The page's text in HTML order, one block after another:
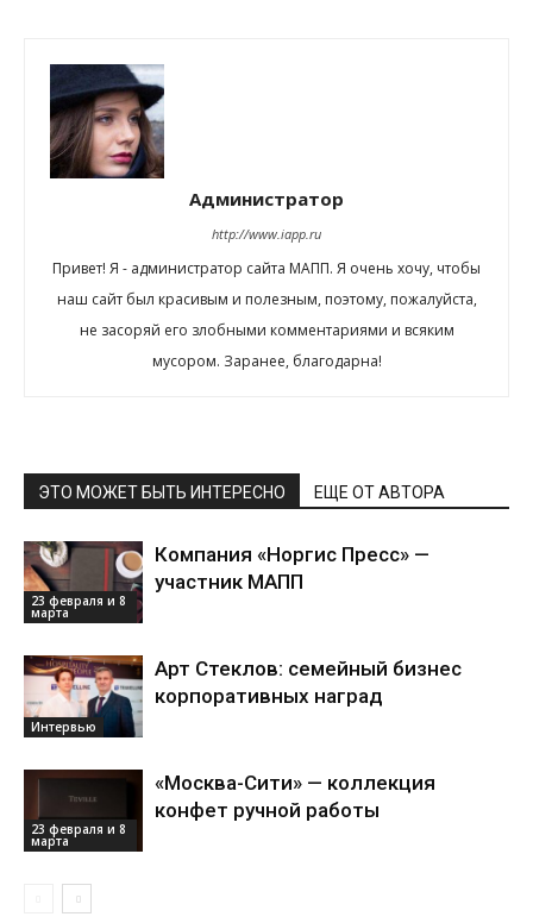
Администратор
http://www.iapp.ru
Привет! Я - администратор сайта МАПП. Я очень хочу, чтобы
наш сайт был красивым и полезным, поэтому, пожалуйста,
не засоряй его злобными комментариями и всяким
мусором. Заранее, благодарна!
ЭТО МОЖЕТ БЫТЬ ИНТЕРЕСНО ЕЩЕ ОТ АВТОРА
23 февраля и 8
марта
Компания «Норгис Пресс» —
участник МАПП
Интервью
Арт Стеклов: семейный бизнес
корпоративных наград
23 февраля и 8
марта
«Москва-Сити» — коллекция
конфет ручной работы